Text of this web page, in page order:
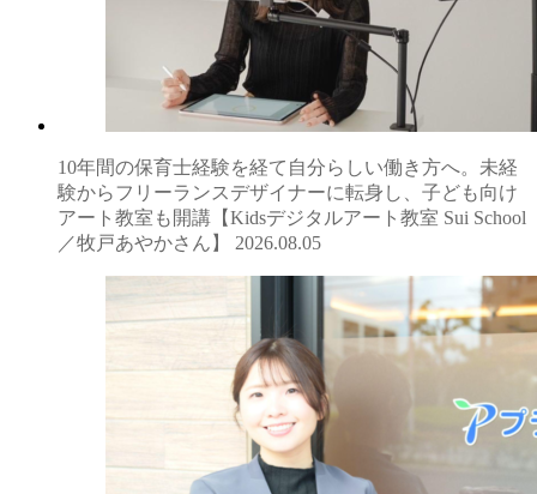
10年間の保育士経験を経て自分らしい働き方へ。未経
験からフリーランスデザイナーに転身し、子ども向け
アート教室も開講【Kidsデジタルアート教室 Sui School
／牧戸あやかさん】 2026.08.05